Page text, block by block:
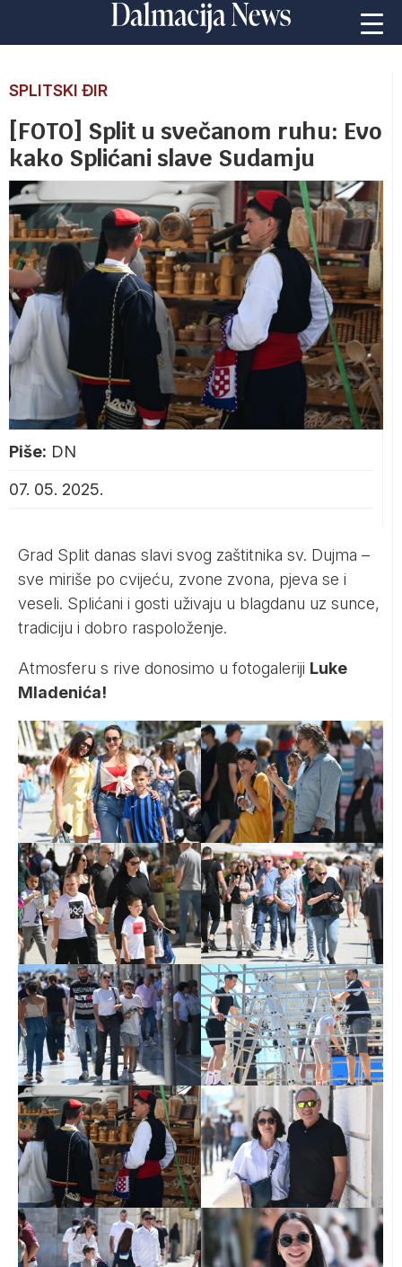
SPLITSKI ĐIR
[FOTO] Split u svečanom ruhu: Evo
kako Splićani slave Sudamju
Piše: DN
07. 05. 2025.
Grad Split danas slavi svog zaštitnika sv. Dujma –
sve miriše po cvijeću, zvone zvona, pjeva se i
veseli. Splićani i gosti uživaju u blagdanu uz sunce,
tradiciju i dobro raspoloženje.
Atmosferu s rive donosimo u fotogaleriji Luke
Mladenića!